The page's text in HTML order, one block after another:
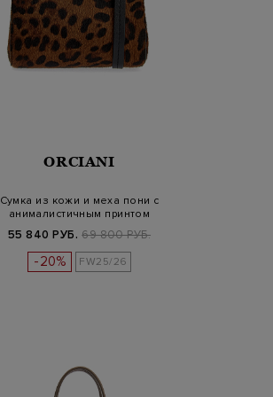
ORCIANI
Сумка из кожи и меха пони с
анималистичным принтом
55 840 РУБ. 69 800 РУБ.
-20% FW25/26